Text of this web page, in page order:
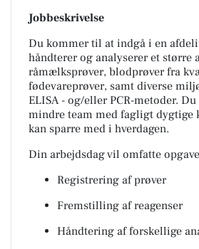
Jobbeskrivelse
Du kommer til at indgå i en
håndterer og analyserer et større
råmælksprøver, blodprøver fra
fødevareprøver, samt diverse
ELISA - og/eller PCR-metoder.
mindre team med fagligt dygtige
kan sparre med i hverdagen.
Din arbejdsdag vil omfatte
Registrering af prøver
Fremstilling af reagenser
Håndtering af forskellige